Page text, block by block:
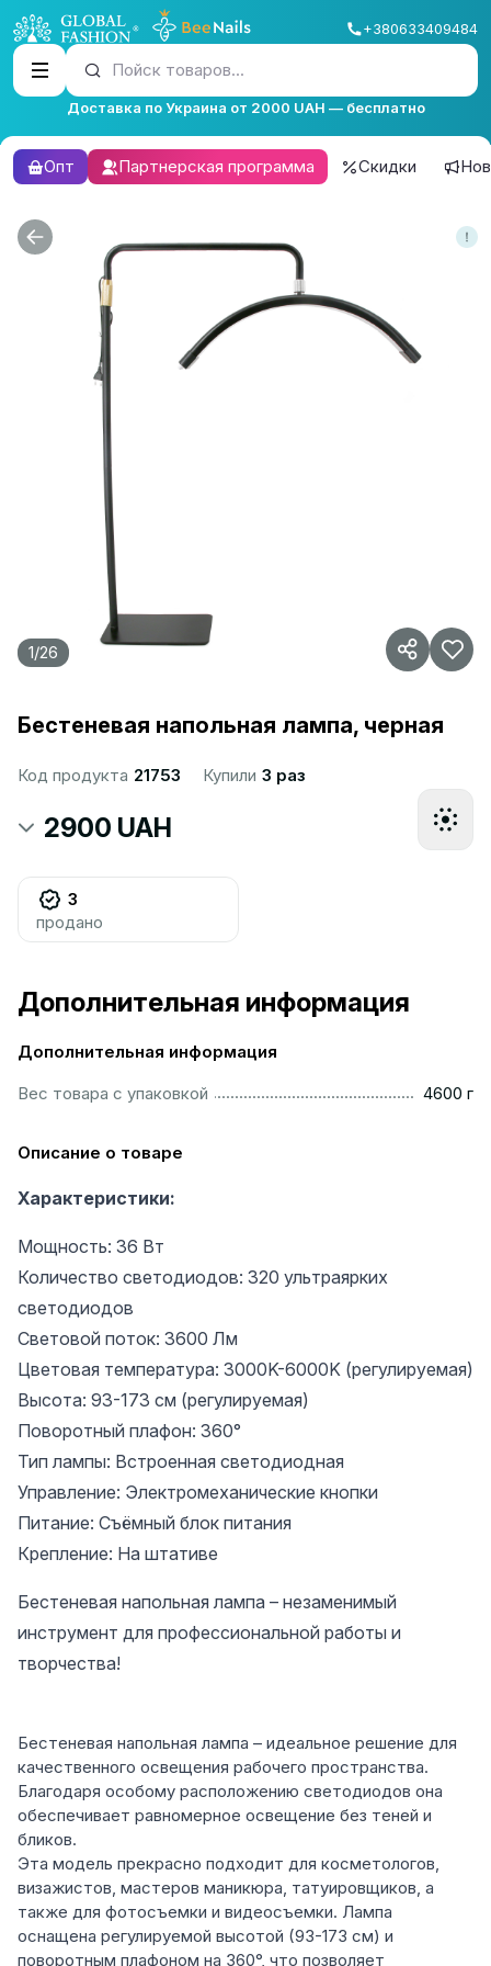
+380633409484
Пойск товаров...
Доставка по Украина от 2000 UAH — бесплатно
Опт Партнерская программа Скидки
1/26
Бестеневая напольная лампа, черная
Код продукта 21753 Купили 3 раз
2900 UAH
3
продано
Дополнительная информация
Дополнительная информация
Вес товара с упаковкой
4600 г
Описание о товаре
Характеристики:
Мощность: 36 Вт
Количество светодиодов: 320 ультраярких
светодиодов
Световой поток: 3600 Лм
Цветовая температура: 3000K-6000K (регулируемая)
Высота: 93-173 см (регулируемая)
Поворотный плафон: 360°
Тип лампы: Встроенная светодиодная
Управление: Электромеханические кнопки
Питание: Съёмный блок питания
Крепление: На штативе
Бестеневая напольная лампа – незаменимый
инструмент для профессиональной работы и
творчества!
Бестеневая напольная лампа – идеальное решение для
качественного освещения рабочего пространства.
Благодаря особому расположению светодиодов она
обеспечивает равномерное освещение без теней и
бликов.
Эта модель прекрасно подходит для косметологов,
визажистов, мастеров маникюра, татуировщиков, а
также для фотосъемки и видеосъемки. Лампа
оснащена регулируемой высотой (93-173 см) и
поворотным плафоном на 360°, что позволяет